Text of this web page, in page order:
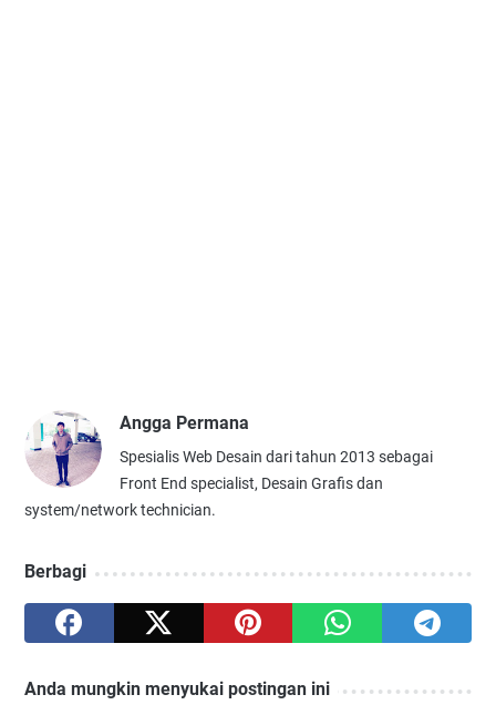
Angga Permana
Spesialis Web Desain dari tahun 2013 sebagai
Front End specialist, Desain Grafis dan
system/network technician.
Berbagi
Anda mungkin menyukai postingan ini